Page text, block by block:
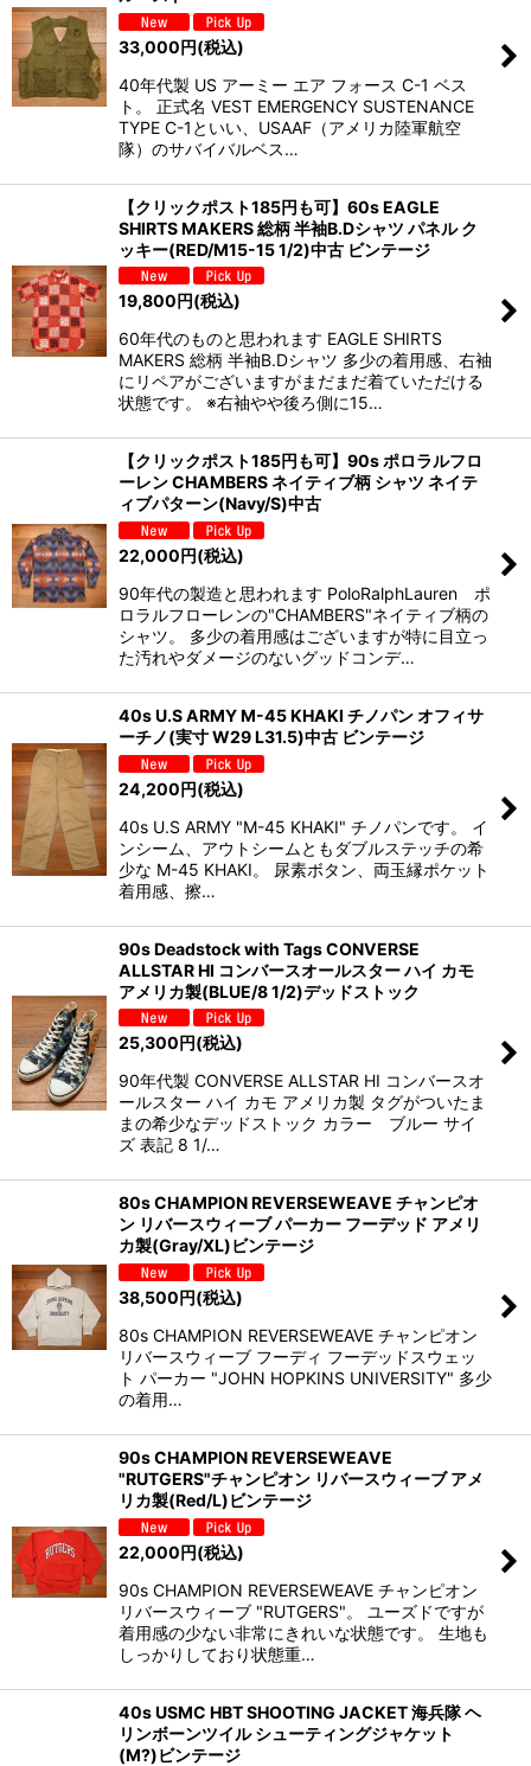
33,000円(税込)
40年代製 US アーミー エア フォース C-1 ベス
ト。 正式名 VEST EMERGENCY SUSTENANCE
TYPE C-1といい、USAAF（アメリカ陸軍航空
隊）のサバイバルベス…
【クリックポスト185円も可】60s EAGLE
SHIRTS MAKERS 総柄 半袖B.Dシャツ パネル ク
ッキー(RED/M15-15 1/2)中古 ビンテージ
19,800円(税込)
60年代のものと思われます EAGLE SHIRTS
MAKERS 総柄 半袖B.Dシャツ 多少の着用感、右袖
にリペアがございますがまだまだ着ていただける
状態です。 ※右袖やや後ろ側に15…
【クリックポスト185円も可】90s ポロラルフロ
ーレン CHAMBERS ネイティブ柄 シャツ ネイテ
ィブパターン(Navy/S)中古
22,000円(税込)
90年代の製造と思われます PoloRalphLauren ポ
ロラルフローレンの"CHAMBERS"ネイティブ柄の
シャツ。 多少の着用感はございますが特に目立っ
た汚れやダメージのないグッドコンデ…
40s U.S ARMY M-45 KHAKI チノパン オフィサ
ーチノ(実寸 W29 L31.5)中古 ビンテージ
24,200円(税込)
40s U.S ARMY "M-45 KHAKI" チノパンです。 イ
ンシーム、アウトシームともダブルステッチの希
少な M-45 KHAKI。 尿素ボタン、両玉縁ポケット
着用感、擦…
90s Deadstock with Tags CONVERSE
ALLSTAR HI コンバースオールスター ハイ カモ
アメリカ製(BLUE/8 1/2)デッドストック
25,300円(税込)
90年代製 CONVERSE ALLSTAR HI コンバースオ
ールスター ハイ カモ アメリカ製 タグがついたま
まの希少なデッドストック カラー ブルー サイ
ズ 表記 8 1/…
80s CHAMPION REVERSEWEAVE チャンピオ
ン リバースウィーブ パーカー フーデッド アメリ
カ製(Gray/XL)ビンテージ
38,500円(税込)
80s CHAMPION REVERSEWEAVE チャンピオン
リバースウィーブ フーディ フーデッドスウェッ
ト パーカー "JOHN HOPKINS UNIVERSITY" 多少
の着用…
90s CHAMPION REVERSEWEAVE
"RUTGERS"チャンピオン リバースウィーブ アメ
リカ製(Red/L)ビンテージ
22,000円(税込)
90s CHAMPION REVERSEWEAVE チャンピオン
リバースウィーブ "RUTGERS"。 ユーズドですが
着用感の少ない非常にきれいな状態です。 生地も
しっかりしており状態重…
40s USMC HBT SHOOTING JACKET 海兵隊 ヘ
リンボーンツイル シューティングジャケット
(M?)ビンテージ